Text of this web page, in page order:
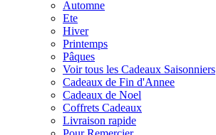
Automne
Ete
Hiver
Printemps
Pâques
Voir tous les Cadeaux Saisonniers
Cadeaux de Fin d'Annee
Cadeaux de Noel
Coffrets Cadeaux
Livraison rapide